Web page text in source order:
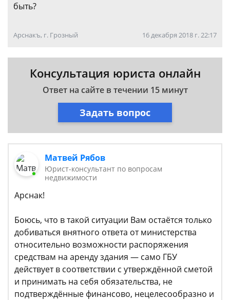
быть?
Арснакъ, г. Грозный 16 декабря 2018 г. 22:17
Консультация юриста онлайн
Ответ на сайте в течении 15 минут
Задать вопрос
Матвей Рябов
Юрист-консультант по вопросам
недвижимости
Арснак!
Боюсь, что в такой ситуации Вам остаётся только
добиваться внятного ответа от министерства
относительно возможности распоряжения
средствам на аренду здания — само ГБУ
действует в соответствии с утверждённой сметой
и принимать на себя обязательства, не
подтверждённые финансово, нецелесообразно и